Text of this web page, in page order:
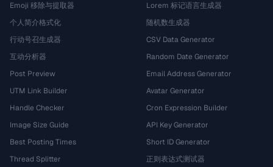
Emoji 移除与提取器
个人简介格式化
行动号召生成器
互动分析器
Post Preview
UTM Link Builder
Handle Checker
Image Size Guide
Best Posting Times
Thread Splitter
Lorem 标记语言生成器
随机数生成器
CSV Data Generator
Random Date Generator
Email Address Generator
Avatar Generator
Cron Expression Builder
API Key Generator
Short ID Generator
正则表达式测试器